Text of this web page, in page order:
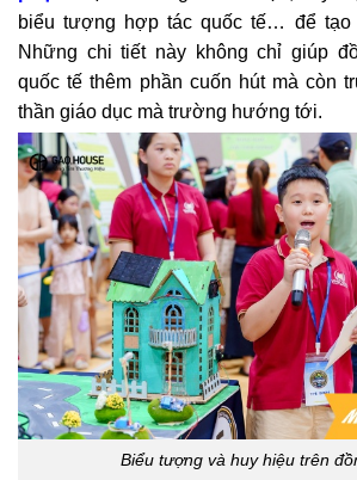
biểu tượng hợp tác quốc tế… để tạo
Những chi tiết này không chỉ giúp
quốc tế thêm phần cuốn hút mà còn
thần giáo dục mà trường hướng tới.
Biểu tượng và huy hiệu trên